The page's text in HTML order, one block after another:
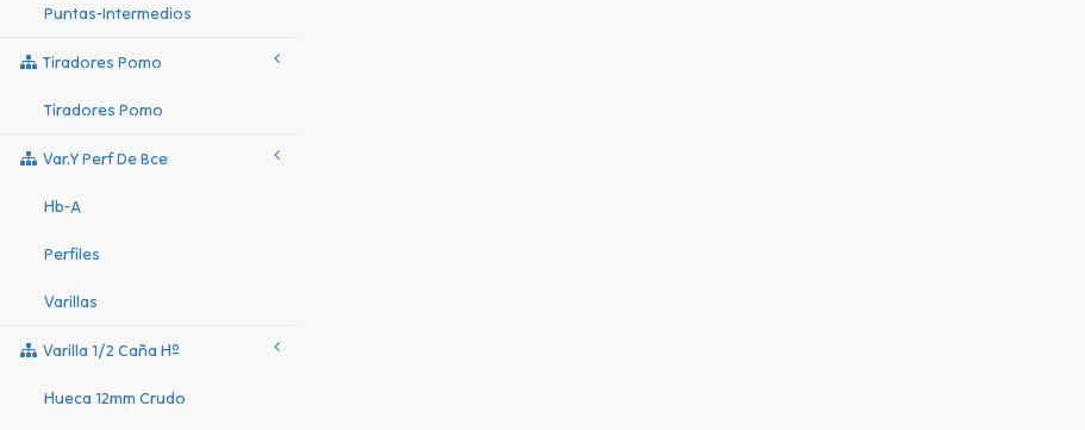
Puntas-Intermedios
Tiradores Pomo
Tiradores Pomo
Var.y Perf De Bce
Hb-A
Perfiles
Varillas
Varilla 1/2 Caña Hº
Hueca 12mm Crudo